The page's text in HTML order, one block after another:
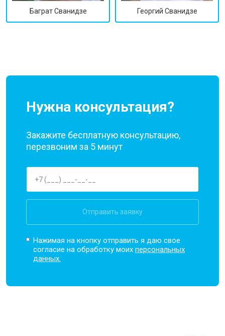
Баграт Сванидзе Георгий Сванидзе
Нужна консультация?
Закажите бесплатную консультацию,
перезвоним за 5 минут
Отправить заявку
Нажимая на кнопку отправить я даю свое
согласие на обработку моихперсональных
данных.